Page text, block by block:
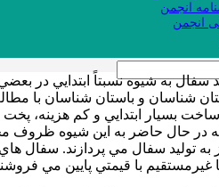
انجمن
انجمن
سفال به شيوه نسبتاً ابتدايي در
شناسان و باستان شناسان با
ساخت بسيار ابتدايي و كم هزينه،
در حال حاضر به اين شيوه ظروف
سفال مي پردازند. سفال هاي
با قيمتي پايين مي